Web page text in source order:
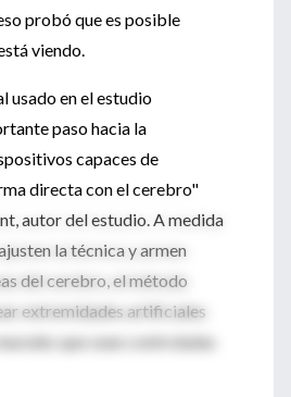
probó que es posible
viendo.
usado en el estudio
paso hacia la
capaces de
directa con el cerebro"
autor del estudio. A medida
la técnica y armen
del cerebro, el método
extremidades artificiales
que sean controladas